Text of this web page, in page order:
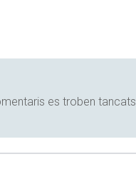
es troben tancats